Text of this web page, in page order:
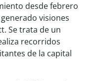
desde febrero
visiones
Se trata de un
recorridos
de la capital